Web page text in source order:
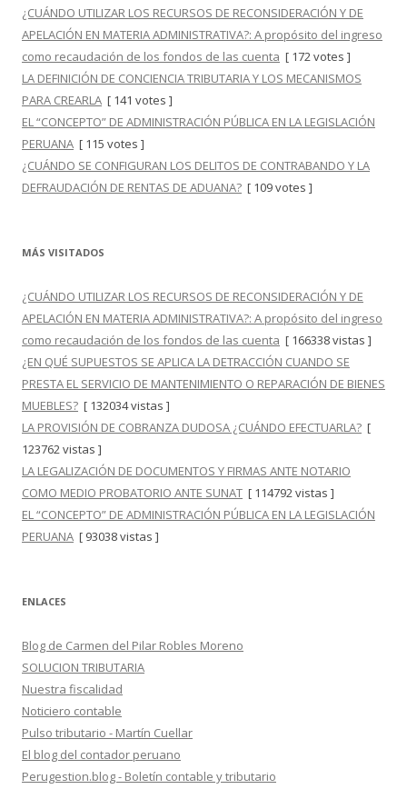
¿CUÁNDO UTILIZAR LOS RECURSOS DE RECONSIDERACIÓN Y DE
APELACIÓN EN MATERIA ADMINISTRATIVA?: A propósito del ingreso
como recaudación de los fondos de las cuenta [ 172 votes ]
LA DEFINICIÓN DE CONCIENCIA TRIBUTARIA Y LOS MECANISMOS
PARA CREARLA [ 141 votes ]
EL “CONCEPTO” DE ADMINISTRACIÓN PÚBLICA EN LA LEGISLACIÓN
PERUANA [ 115 votes ]
¿CUÁNDO SE CONFIGURAN LOS DELITOS DE CONTRABANDO Y LA
DEFRAUDACIÓN DE RENTAS DE ADUANA? [ 109 votes ]
MÁS VISITADOS
¿CUÁNDO UTILIZAR LOS RECURSOS DE RECONSIDERACIÓN Y DE
APELACIÓN EN MATERIA ADMINISTRATIVA?: A propósito del ingreso
como recaudación de los fondos de las cuenta [ 166338 vistas ]
¿EN QUÉ SUPUESTOS SE APLICA LA DETRACCIÓN CUANDO SE
PRESTA EL SERVICIO DE MANTENIMIENTO O REPARACIÓN DE BIENES
MUEBLES? [ 132034 vistas ]
LA PROVISIÓN DE COBRANZA DUDOSA ¿CUÁNDO EFECTUARLA? [
123762 vistas ]
LA LEGALIZACIÓN DE DOCUMENTOS Y FIRMAS ANTE NOTARIO
COMO MEDIO PROBATORIO ANTE SUNAT [ 114792 vistas ]
EL “CONCEPTO” DE ADMINISTRACIÓN PÚBLICA EN LA LEGISLACIÓN
PERUANA [ 93038 vistas ]
ENLACES
Blog de Carmen del Pilar Robles Moreno
SOLUCION TRIBUTARIA
Nuestra fiscalidad
Noticiero contable
Pulso tributario - Martín Cuellar
El blog del contador peruano
Perugestion.blog - Boletín contable y tributario